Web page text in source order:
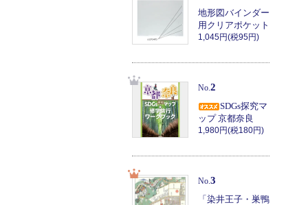
地形図バインダー
用クリアポケット
1,045円(税95円)
No. 2
SDGs探究マ
ップ 京都奈良
1,980円(税180円)
No. 3
「染井王子・巣鴨